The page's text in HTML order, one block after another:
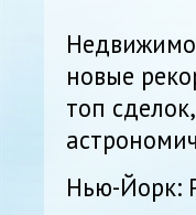
новые
топ
Нью-Йорк: